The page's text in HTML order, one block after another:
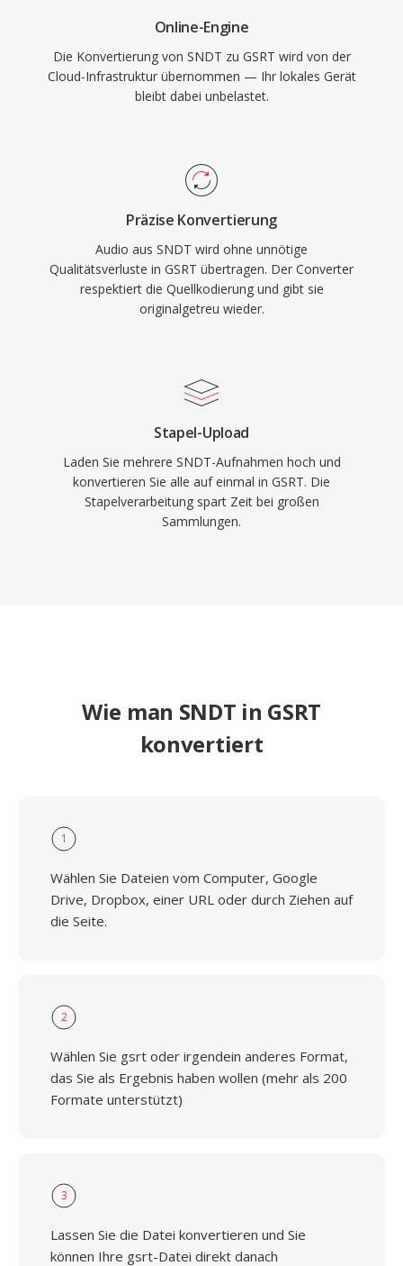
Online-Engine
Die Konvertierung von SNDT zu GSRT wird von der
Cloud-Infrastruktur übernommen — Ihr lokales Gerät
bleibt dabei unbelastet.
Präzise Konvertierung
Audio aus SNDT wird ohne unnötige
Qualitätsverluste in GSRT übertragen. Der Converter
respektiert die Quellkodierung und gibt sie
originalgetreu wieder.
Stapel-Upload
Laden Sie mehrere SNDT-Aufnahmen hoch und
konvertieren Sie alle auf einmal in GSRT. Die
Stapelverarbeitung spart Zeit bei großen
Sammlungen.
Wie man SNDT in GSRT
konvertiert
1
Wählen Sie Dateien vom Computer, Google
Drive, Dropbox, einer URL oder durch Ziehen auf
die Seite.
2
Wählen Sie gsrt oder irgendein anderes Format,
das Sie als Ergebnis haben wollen (mehr als 200
Formate unterstützt)
3
Lassen Sie die Datei konvertieren und Sie
können Ihre gsrt-Datei direkt danach